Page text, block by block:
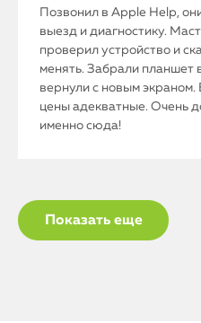
Позвонил в Apple Help,
выезд и диагностику.
проверил устройство и
менять. Забрали планшет
вернули с новым экраном.
цены адекватные. Очень
именно сюда!
Показать еще